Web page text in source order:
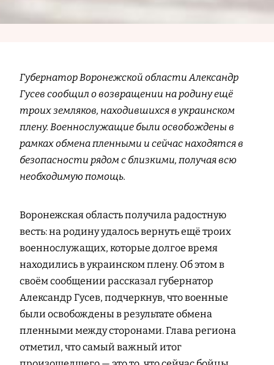
Губернатор Воронежской области Александр
Гусев сообщил о возвращении на родину ещё
троих земляков, находившихся в украинском
плену. Военнослужащие были освобождены в
рамках обмена пленными и сейчас находятся в
безопасности рядом с близкими, получая всю
необходимую помощь.
Воронежская область получила радостную
весть: на родину удалось вернуть ещё троих
военнослужащих, которые долгое время
находились в украинском плену. Об этом в
своём сообщении рассказал губернатор
Александр Гусев, подчеркнув, что военные
были освобождены в результате обмена
пленными между сторонами. Глава региона
отметил, что самый важный итог